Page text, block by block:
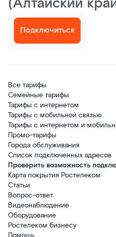
Подключиться
Все тарифы
Семейные тарифы
Тарифы с интернетом
Тарифы с мобильной связью
Тарифы с интернетом и
Промо-тарифы
Города обслуживания
Список подключенных адресов
Проверить возможность
Карта покрытия Ростелеком
Статьи
Вопрос-ответ
Видеонаблюдение
Оборудование
Ростелеком бизнесу